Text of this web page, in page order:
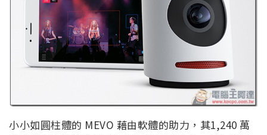
小小如圓柱體的 MEVO 藉由軟體的助力，其1,240 萬